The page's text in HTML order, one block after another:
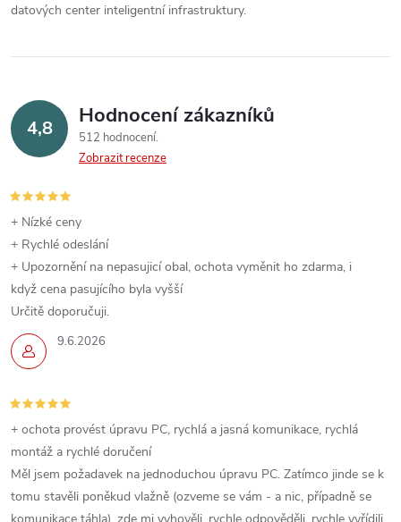
datových center inteligentní infrastruktury.
4,8 Hodnocení zákazníků
512 hodnocení
Zobrazit recenze
9.6.2026
+ Nízké ceny
+ Rychlé odeslání
+ Upozornění na nepasujicí obal, ochota vyměnit ho zdarma, i
když cena pasujícího byla vyšší
Určitě doporučuji.
+ ochota provést úpravu PC, rychlá a jasná komunikace, rychlá
montáž a rychlé doručení
Měl jsem požadavek na jednoduchou úpravu PC. Zatímco jinde se k
tomu stavěli poněkud vlažně (ozveme se vám - a nic, případně se
komunikace táhla), zde mi vyhověli, rychle odpověděli, rychle vyřídili.